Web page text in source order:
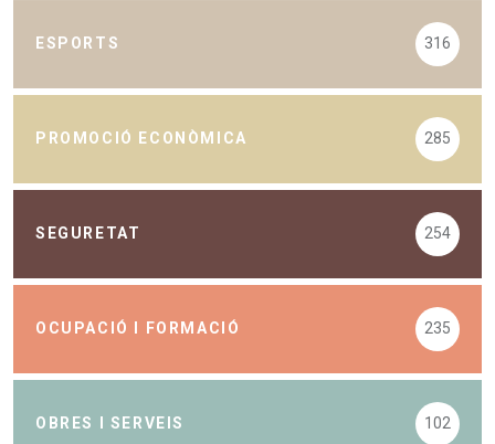
ESPORTS 316
PROMOCIÓ ECONÒMICA 285
SEGURETAT 254
OCUPACIÓ I FORMACIÓ 235
OBRES I SERVEIS 102